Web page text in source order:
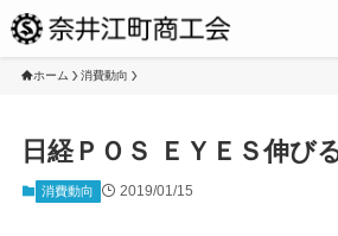
ホーム 消費動向
日経ＰＯＳ ＥＹＥＳ伸び
消費動向 2019/01/15